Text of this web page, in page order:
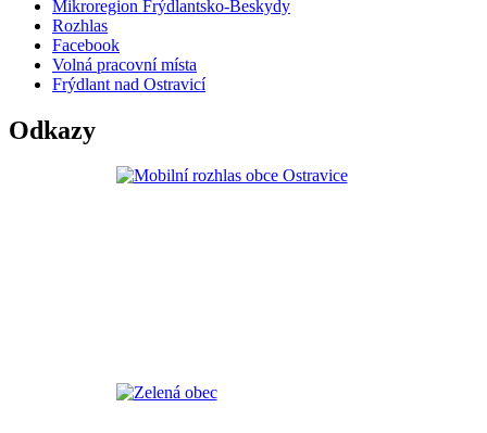
Mikroregion Frýdlantsko-Beskydy
Rozhlas
Facebook
Volná pracovní místa
Frýdlant nad Ostravicí
Odkazy